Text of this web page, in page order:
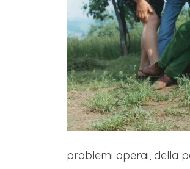
problemi operai, della